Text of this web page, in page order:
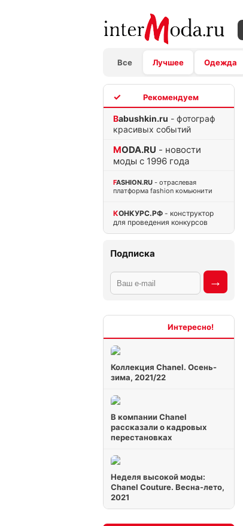
Все Лучшее Одежда
Babushkin.ru - фотограф
красивых событий
MODA.RU - новости
моды с 1996 года
FASHION.RU - отраслевая
платформа fashion комьюнити
КОНКУРС.РФ - конструктор
для проведения конкурсов
Подписка
Коллекция Chanel. Осень-
зима, 2021/22
В компании Chanel
рассказали о кадровых
перестановках
Неделя высокой моды:
Chanel Couture. Весна-лето,
2021